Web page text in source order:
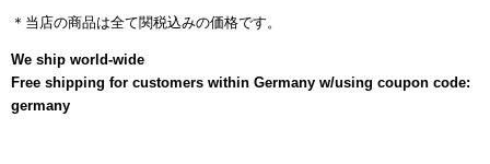
＊当店の商品は全て関税込みの価格です。
We ship world-wide
Free shipping for customers within Germany w/using coupon code:
germany